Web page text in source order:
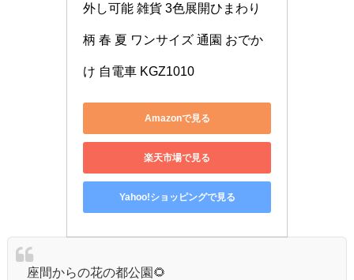
外し可能 雑貨 3色展開ひまわり
柄 春 夏 ワンサイズ 通園 おでか
け 自電車 KGZ1010
Amazonで見る
楽天市場で見る
Yahoo!ショッピングで見る
座間からの花の都公園🌻